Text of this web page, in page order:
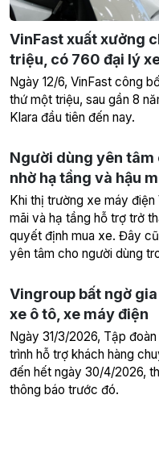
VinFast xuất xưởng
triệu, có 760 đại lý
Ngày 12/6, VinFast công
thứ một triệu, sau gần 8
Klara đầu tiên đến nay.
Người dùng yên tâm
nhờ hạ tầng và hậu
Khi thị trường xe máy điện
mãi và hạ tầng hỗ trợ trở
quyết định mua xe. Đây
yên tâm cho người dùng
Vingroup bất ngờ
xe ô tô, xe máy điện
Ngày 31/3/2026, Tập
trình hỗ trợ khách hàng
đến hết ngày 30/4/2026,
thông báo trước đó.